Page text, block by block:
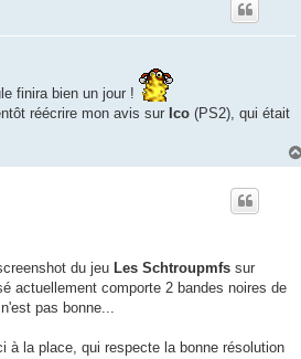
finira bien un jour !
réécrire mon avis sur Ico (PS2), qui était
du jeu Les Schtroupmfs sur
actuellement comporte 2 bandes noires de
pas bonne...
à la place, qui respecte la bonne résolution